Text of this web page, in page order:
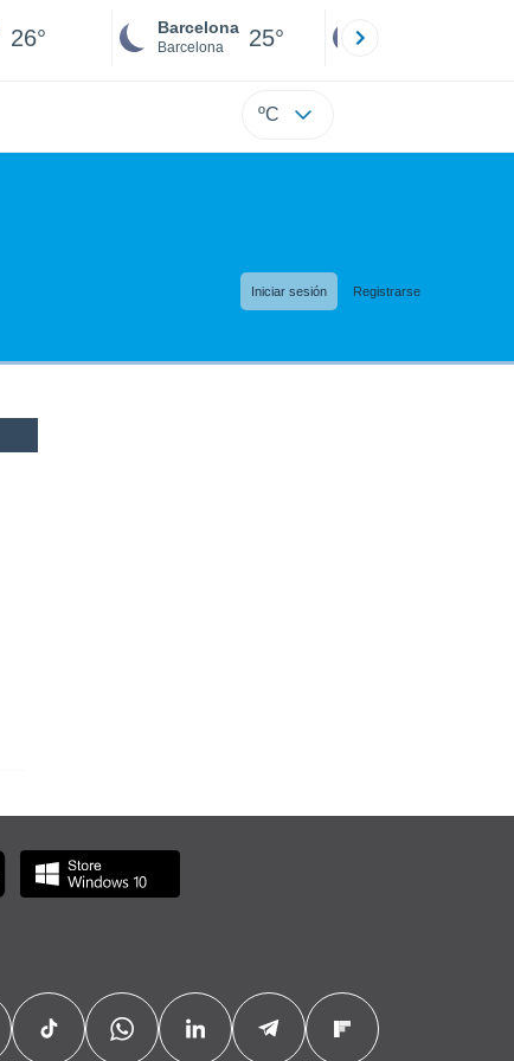
26° Barcelona
Barcelona 25°
ºC
Iniciar sesión Registrarse